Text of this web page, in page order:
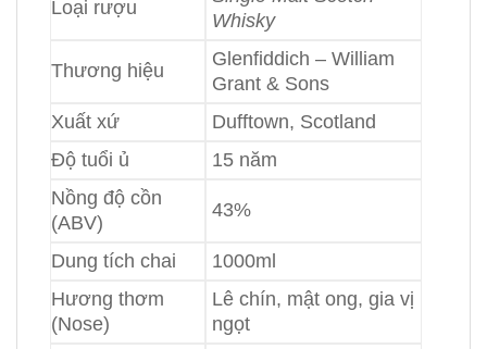
Loại rượu
Whisky
Thương hiệu
Glenfiddich – William
Grant & Sons
Xuất xứ
Dufftown, Scotland
Độ tuổi ủ
15 năm
Nồng độ cồn
(ABV)
43%
Dung tích chai
1000ml
Hương thơm
(Nose)
Lê chín, mật ong, gia vị
ngọt